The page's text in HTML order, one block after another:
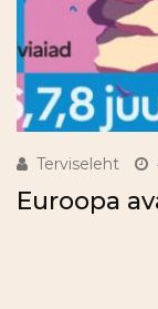
Terviseleht
Euroopa